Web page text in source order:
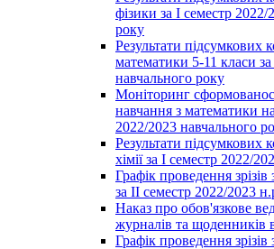
фізики за І семестр
року
Результати підсумкових
математики 5-11 класи
навчального року
Моніторинг
навчання з математики
2022/2023 навчального
Результати підсумкових
хімії за І семестр 2022/
Графік проведення
за ІІ семестр 2022/2023
Наказ про обов'язкове
журналів та щоденників
Графік проведення